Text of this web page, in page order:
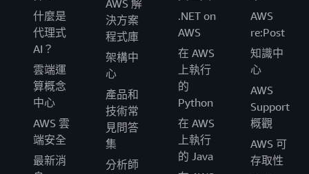
什麼是
代理式
AI？
雲端運
算概念
中心
AWS 雲
端安全
最新消
AWS 解
決方案
程式庫
架構中
心
產品和
技術常
見問答
集
分析師
.NET on
AWS
在 AWS
上執行
的
Python
在 AWS
上執行
的 Java
AWS
re:Post
知識中
心
AWS
Support
概觀
AWS 可
存取性